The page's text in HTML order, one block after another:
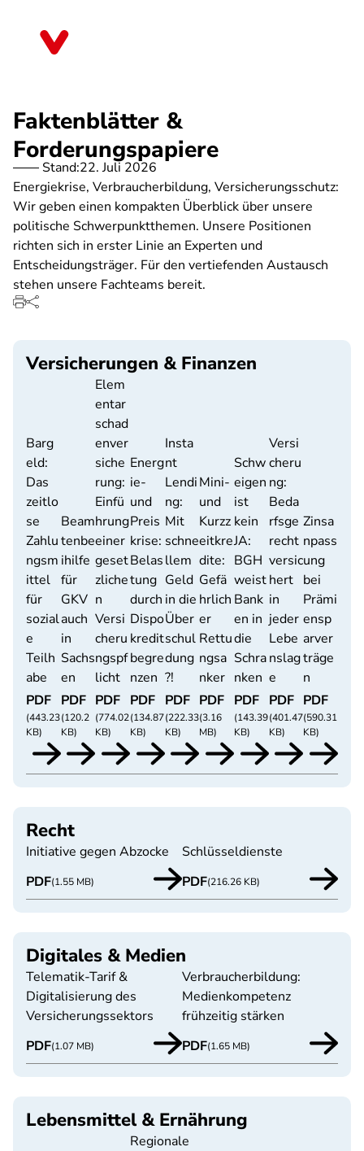
Faktenblätter &
Forderungspapiere
Stand:22. Juli 2026
Energiekrise, Verbraucherbildung, Versicherungsschutz:
Wir geben einen kompakten Überblick über unsere
politische Schwerpunktthemen. Unsere Positionen
richten sich in erster Linie an Experten und
Entscheidungsträger. Für den vertiefenden Austausch
stehen unsere Fachteams bereit.
Versicherungen & Finanzen
Barg
eld:
Das
zeitlo
se
Zahlu
ngsm
ittel
für
sozial
e
Teilh
abe
PDF
(443.23
KB)
Beam
tenbe
ihilfe
für
GKV
auch
in
Sachs
en
PDF
(120.2
KB)
Elem
entar
schad
enver
siche
rung:
Einfü
hrung
einer
geset
zliche
n
Versi
cheru
ngspf
licht
PDF
(774.02
KB)
Energ
ie-
und
Preis
krise:
Belas
tung
durch
Dispo
kredit
begre
nzen
PDF
(134.87
KB)
Insta
nt
Lendi
ng:
Mit
schne
llem
Geld
in die
Über
schul
dung
?!
PDF
(222.33
KB)
Mini-
und
Kurzz
eitkre
dite:
Gefä
hrlich
er
Rettu
ngsa
nker
PDF
(3.16
MB)
Schw
eigen
ist
kein
JA:
BGH
weist
Bank
en in
die
Schra
nken
PDF
(143.39
KB)
Versi
cheru
ng:
Beda
rfsge
recht
versic
hert
in
jeder
Lebe
nslag
e
PDF
(401.47
KB)
Zinsa
npass
ung
bei
Prämi
ensp
arver
träge
n
PDF
(590.31
KB)
Recht
Initiative gegen Abzocke
PDF(1.55 MB)
Schlüsseldienste
PDF(216.26 KB)
Digitales & Medien
Telematik-Tarif &
Digitalisierung des
Versicherungssektors
PDF(1.07 MB)
Verbraucherbildung:
Medienkompetenz
frühzeitig stärken
PDF(1.65 MB)
Lebensmittel & Ernährung
Regionale